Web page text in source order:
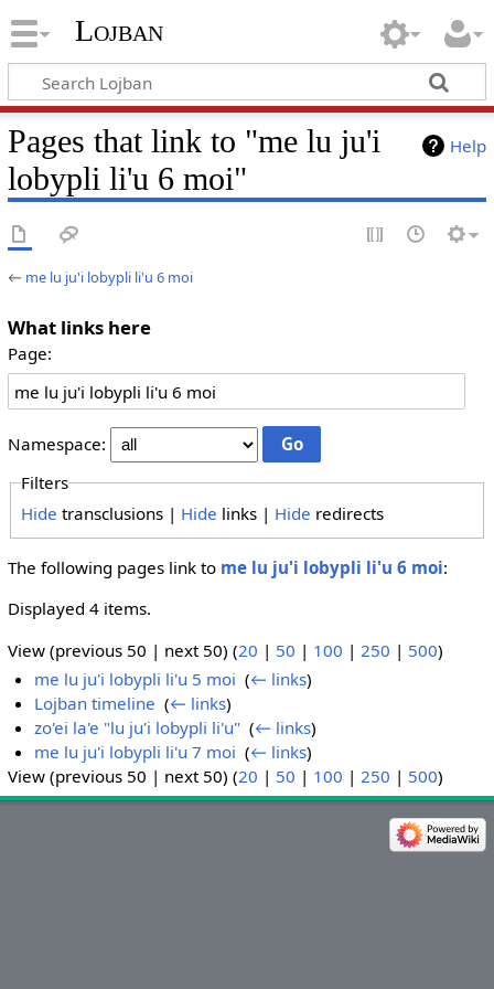
Lojban
Help
Pages that link to "me lu ju'i
lobypli li'u 6 moi"
← me lu ju'i lobypli li'u 6 moi
What links here
Page:
Namespace:
Filters
Hide transclusions | Hide links | Hide redirects
The following pages link to me lu ju'i lobypli li'u 6 moi:
Displayed 4 items.
View (previous 50 | next 50) (20 | 50 | 100 | 250 | 500)
me lu ju'i lobypli li'u 5 moi ‎(← links)
Lojban timeline ‎(← links)
zo'ei la'e "lu ju'i lobypli li'u" ‎(← links)
me lu ju'i lobypli li'u 7 moi ‎(← links)
View (previous 50 | next 50) (20 | 50 | 100 | 250 | 500)